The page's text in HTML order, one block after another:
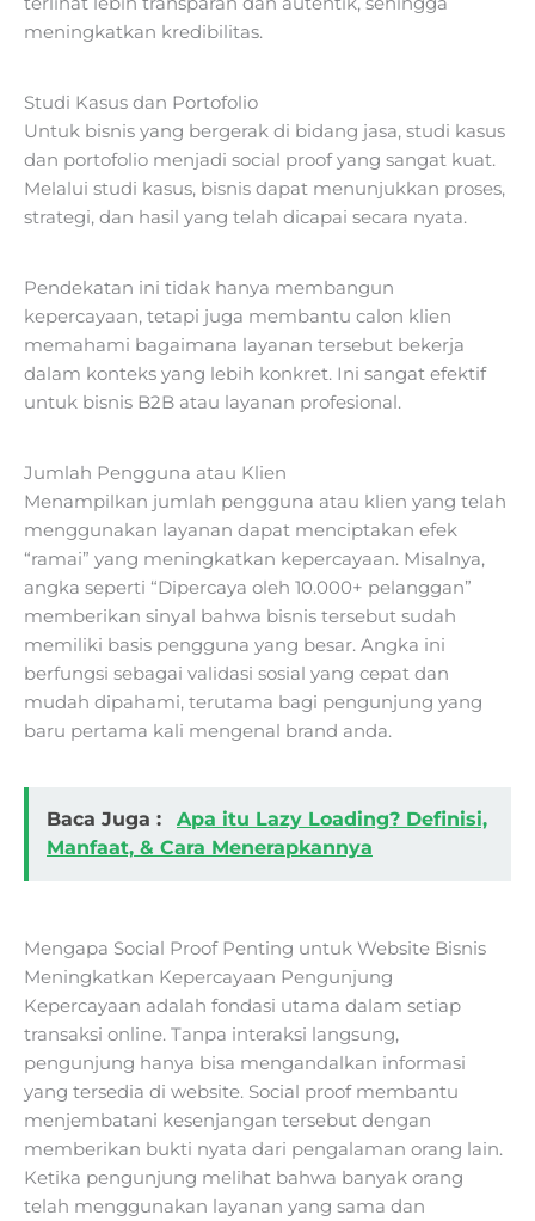
meningkatkan kredibilitas.
Studi Kasus dan Portofolio
Untuk bisnis yang bergerak di bidang jasa, studi kasus
dan portofolio menjadi social proof yang sangat kuat.
Melalui studi kasus, bisnis dapat menunjukkan proses,
strategi, dan hasil yang telah dicapai secara nyata.
Pendekatan ini tidak hanya membangun
kepercayaan, tetapi juga membantu calon klien
memahami bagaimana layanan tersebut bekerja
dalam konteks yang lebih konkret. Ini sangat efektif
untuk bisnis B2B atau layanan profesional.
Jumlah Pengguna atau Klien
Menampilkan jumlah pengguna atau klien yang telah
menggunakan layanan dapat menciptakan efek
“ramai” yang meningkatkan kepercayaan. Misalnya,
angka seperti “Dipercaya oleh 10.000+ pelanggan”
memberikan sinyal bahwa bisnis tersebut sudah
memiliki basis pengguna yang besar. Angka ini
berfungsi sebagai validasi sosial yang cepat dan
mudah dipahami, terutama bagi pengunjung yang
baru pertama kali mengenal brand anda.
Baca Juga :
Apa itu Lazy Loading? Definisi,
Manfaat, & Cara Menerapkannya
Mengapa Social Proof Penting untuk Website Bisnis
Meningkatkan Kepercayaan Pengunjung
Kepercayaan adalah fondasi utama dalam setiap
transaksi online. Tanpa interaksi langsung,
pengunjung hanya bisa mengandalkan informasi
yang tersedia di website. Social proof membantu
menjembatani kesenjangan tersebut dengan
memberikan bukti nyata dari pengalaman orang lain.
Ketika pengunjung melihat bahwa banyak orang
telah menggunakan layanan yang sama dan